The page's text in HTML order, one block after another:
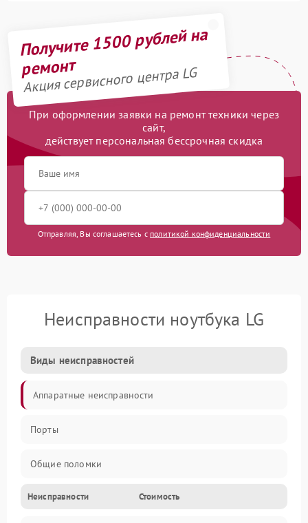
Получите 1500 рублей на
ремонт
Акция сервисного центра LG
При оформлении заявки на ремонт техники через
сайт,
действует персональная бессрочная скидка
Отправляя, Вы соглашаетесь с политикой конфиденциальности
Неисправности ноутбука LG
Виды неисправностей
Аппаратные неисправности
Порты
Общие поломки
Устройства
Неисправности Стоимость